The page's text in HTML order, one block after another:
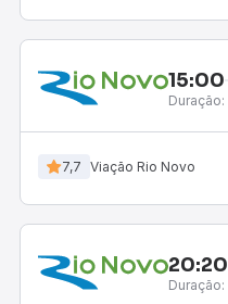
15:00
Duração:
7,7 Viação Rio Novo
20:20
Duração: